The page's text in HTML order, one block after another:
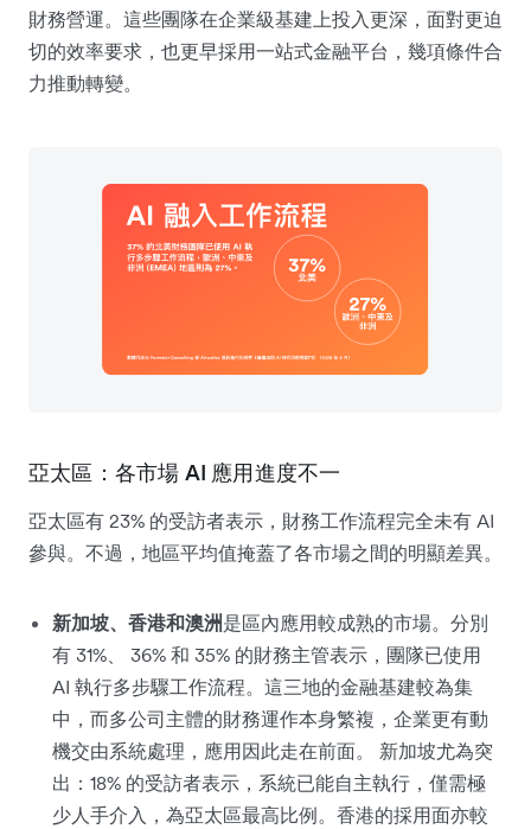
財務營運。這些團隊在企業級基建上投入更深，面對更迫
切的效率要求，也更早採用一站式金融平台，幾項條件合
力推動轉變。
亞太區：各市場 AI 應用進度不一
亞太區有 23% 的受訪者表示，財務工作流程完全未有 AI
參與。不過，地區平均值掩蓋了各市場之間的明顯差異。
新加坡、香港和澳洲是區內應用較成熟的市場。分別
有 31%、 36% 和 35% 的財務主管表示，團隊已使用
AI 執行多步驟工作流程。這三地的金融基建較為集
中，而多公司主體的財務運作本身繁複，企業更有動
機交由系統處理，應用因此走在前面。 新加坡尤為突
出：18% 的受訪者表示，系統已能自主執行，僅需極
少人手介入，為亞太區最高比例。香港的採用面亦較